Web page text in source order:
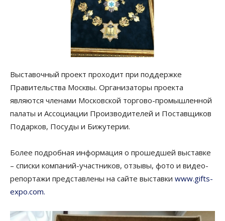
Выставочный проект проходит при поддержке
Правительства Москвы. Организаторы проекта
являются членами Московской торгово-промышленной
палаты и Ассоциации Производителей и Поставщиков
Подарков, Посуды и Бижутерии.
Более подробная информация о прошедшей выставке
– списки компаний-участников, отзывы, фото и видео-
репортажи представлены на сайте выставки www.gifts-
expo.com.